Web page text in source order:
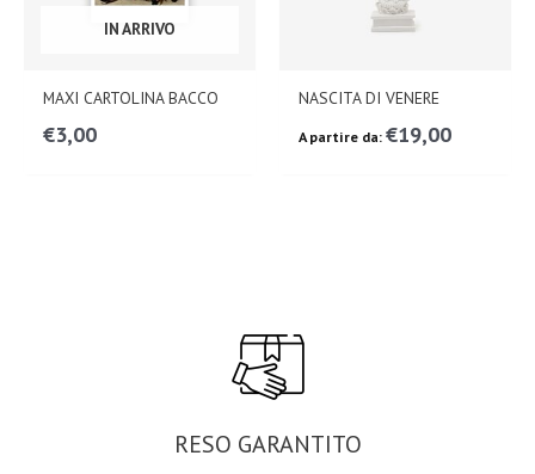
IN ARRIVO
MAXI CARTOLINA BACCO
€3,00
NASCITA DI VENERE
A partire da:€19,00
RESO GARANTITO